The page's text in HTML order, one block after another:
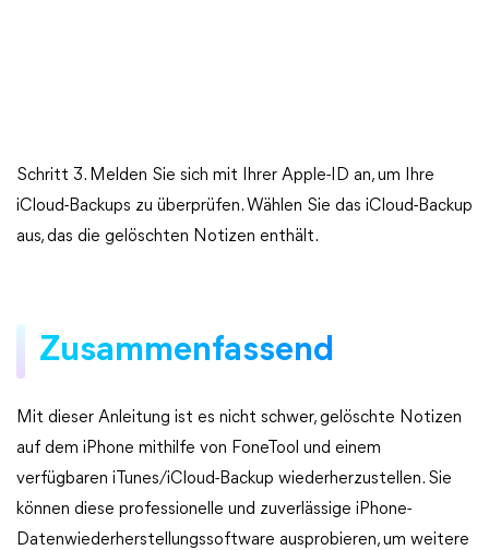
Schritt 3. Melden Sie sich mit Ihrer Apple-ID an, um Ihre
iCloud-Backups zu überprüfen. Wählen Sie das iCloud-Backup
aus, das die gelöschten Notizen enthält.
Zusammenfassend
Mit dieser Anleitung ist es nicht schwer, gelöschte Notizen
auf dem iPhone mithilfe von FoneTool und einem
verfügbaren iTunes/iCloud-Backup wiederherzustellen. Sie
können diese professionelle und zuverlässige iPhone-
Datenwiederherstellungssoftware ausprobieren, um weitere